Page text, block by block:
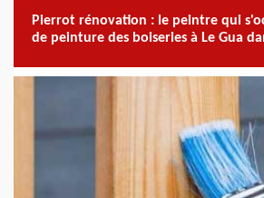
Pierrot rénovation : le peintre qui
de peinture des boiseries à Le Gua